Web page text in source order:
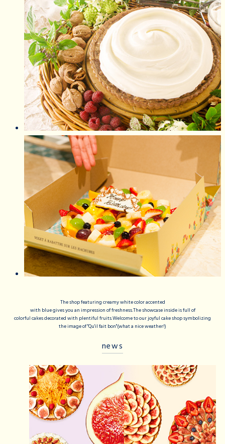
The shop featuring creamy white color accented
with blue gives you an impression of freshness.The showcase inside is full of
colorful cakes decorated with plentiful fruits.Welcome to our joyful cake shop symbolizing
the image of "Qu'il fait bon"(what a nice weather!)
news